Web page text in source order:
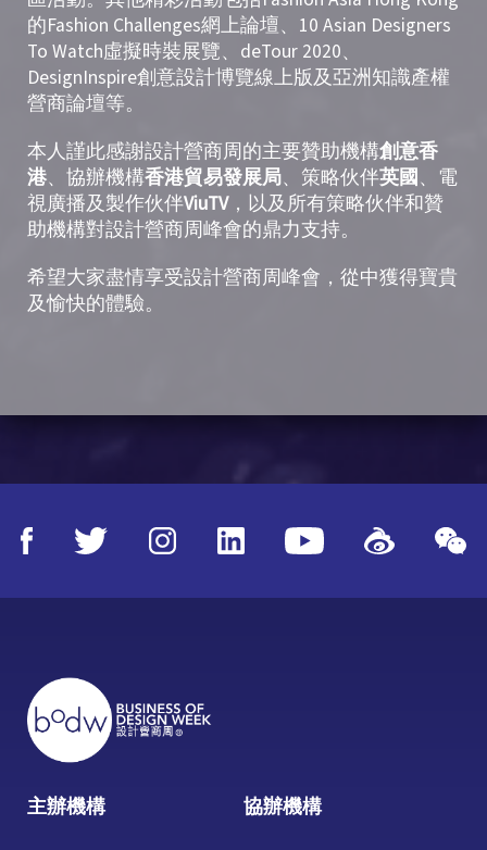
的Fashion Challenges網上論壇、10 Asian Designers
To Watch虛擬時裝展覽、deTour 2020、
DesignInspire創意設計博覽線上版及亞洲知識產權
營商論壇等。
本人謹此感謝設計營商周的主要贊助機構創意香
港、協辦機構香港貿易發展局、策略伙伴英國、電
視廣播及製作伙伴ViuTV，以及所有策略伙伴和贊
助機構對設計營商周峰會的鼎力支持。
希望大家盡情享受設計營商周峰會，從中獲得寶貴
及愉快的體驗。
主辦機構 協辦機構